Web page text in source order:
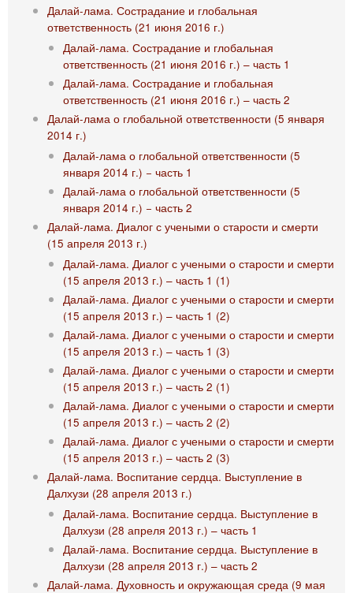
Далай-лама. Сострадание и глобальная
ответственность (21 июня 2016 г.)
Далай-лама. Сострадание и глобальная
ответственность (21 июня 2016 г.) – часть 1
Далай-лама. Сострадание и глобальная
ответственность (21 июня 2016 г.) – часть 2
Далай-лама о глобальной ответственности (5 января
2014 г.)
Далай-лама о глобальной ответственности (5
января 2014 г.) − часть 1
Далай-лама о глобальной ответственности (5
января 2014 г.) − часть 2
Далай-лама. Диалог с учеными о старости и смерти
(15 апреля 2013 г.)
Далай-лама. Диалог с учеными о старости и смерти
(15 апреля 2013 г.) – часть 1 (1)
Далай-лама. Диалог с учеными о старости и смерти
(15 апреля 2013 г.) – часть 1 (2)
Далай-лама. Диалог с учеными о старости и смерти
(15 апреля 2013 г.) – часть 1 (3)
Далай-лама. Диалог с учеными о старости и смерти
(15 апреля 2013 г.) – часть 2 (1)
Далай-лама. Диалог с учеными о старости и смерти
(15 апреля 2013 г.) – часть 2 (2)
Далай-лама. Диалог с учеными о старости и смерти
(15 апреля 2013 г.) – часть 2 (3)
Далай-лама. Воспитание сердца. Выступление в
Далхузи (28 апреля 2013 г.)
Далай-лама. Воспитание сердца. Выступление в
Далхузи (28 апреля 2013 г.) – часть 1
Далай-лама. Воспитание сердца. Выступление в
Далхузи (28 апреля 2013 г.) – часть 2
Далай-лама. Духовность и окружающая среда (9 мая